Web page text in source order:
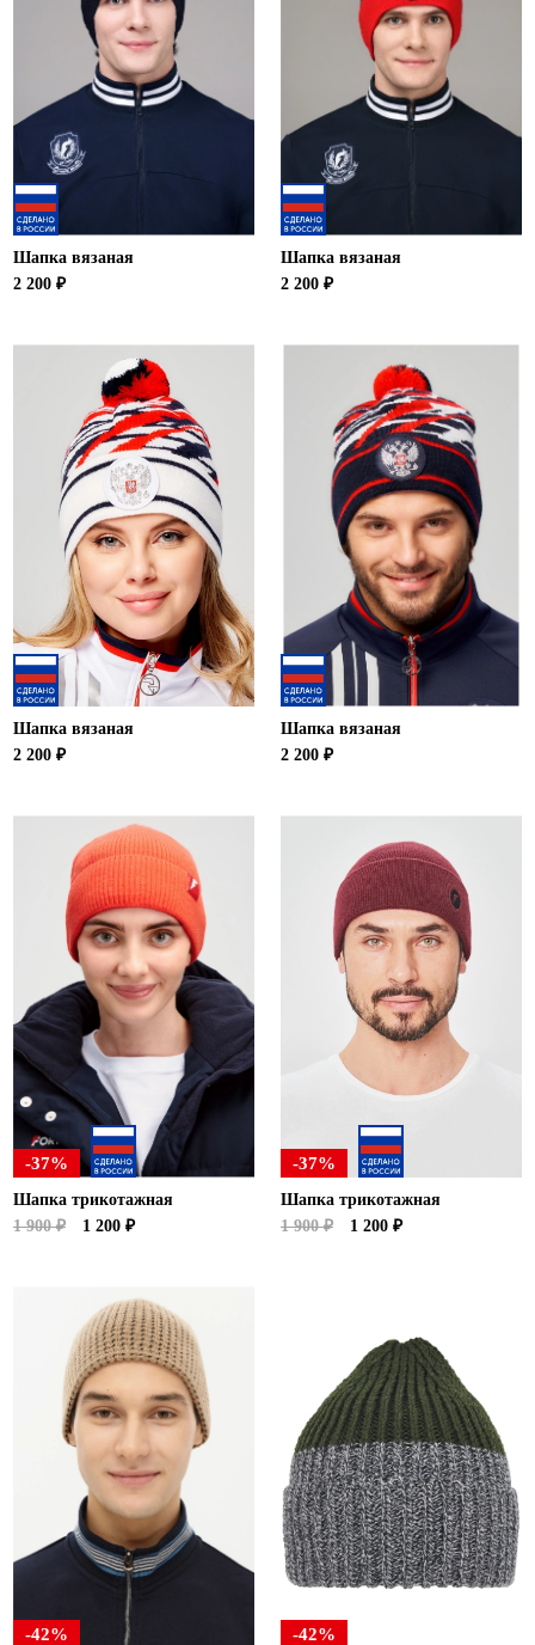
Шапка вязаная
2 200 ₽
Шапка вязаная
2 200 ₽
Шапка вязаная
2 200 ₽
Шапка вязаная
2 200 ₽
-37%
Шапка трикотажная
1 900 ₽
1 200 ₽
-37%
Шапка трикотажная
1 900 ₽
1 200 ₽
-42% -42%